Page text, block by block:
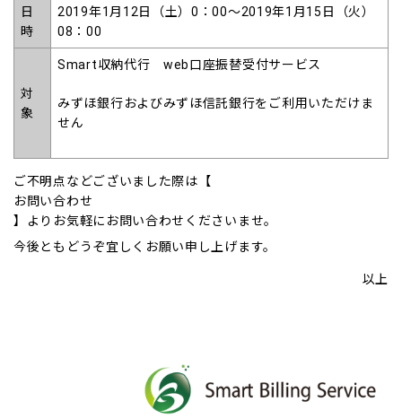
日
時
2019年1月12日（土）0：00～2019年1月15日（火）
08：00
対
象
Smart収納代行 web口座振替受付サービス
みずほ銀行およびみずほ信託銀行をご利用いただけま
せん
ご不明点などございました際は【
お問い合わせ
】よりお気軽にお問い合わせくださいませ。
今後ともどうぞ宜しくお願い申し上げます。
以上